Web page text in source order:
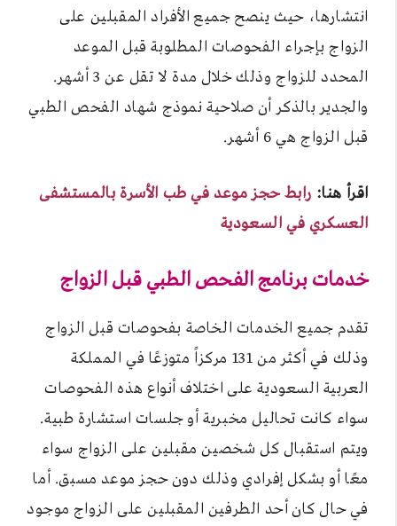
انتشارها، حيث ينصح جميع الأفراد المقبلين على
الزواج بإجراء الفحوصات المطلوبة قبل الموعد
المحدد للزواج وذلك خلال مدة لا تقل عن 3 أشهر.
والجدير بالذكر أن صلاحية نموذج شهاد الفحص الطبي
قبل الزواج هي 6 أشهر.
اقرأ هنا: رابط حجز موعد في طب الأسرة بالمستشفى
العسكري في السعودية
خدمات برنامج الفحص الطبي قبل الزواج
تقدم جميع الخدمات الخاصة بفحوصات قبل الزواج
وذلك في أكثر من 131 مركزاً متوزعًا في المملكة
العربية السعودية على اختلاف أنواع هذه الفحوصات
سواء كانت تحاليل مخبرية أو جلسات استشارة طبية.
ويتم استقبال كل شخصين مقبلين على الزواج سواء
معًا أو بشكل إفرادي وذلك دون حجز موعد مسبق. أما
في حال كان أحد الطرفين المقبلين على الزواج موجود